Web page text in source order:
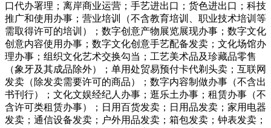
口代办署理；离岸商业运营；手艺进出口；货色进出口；科技
推广和使用办事；营业培训（不含教育培训、职业技术培训等
需取得许可的培训）；数字创意产物展览展现办事；数字文化
创意内容使用办事；数字文化创意手艺配备发卖；文化场馆办
理办事；组织文化艺术交换勾当；工艺美术品及珍藏品零售
（象牙及其成品除外）；单用处贸易预付卡代剃头卖；互联网
发卖（除发卖需要许可的商品）；数字内容制做办事（不含出
书刊行）；文化文娱经纪人办事；逛乐土办事；租赁办事（不
含许可类租赁办事）；日用百货发卖；日用品发卖；家用电器
发卖；通信设备发卖；户外用品发卖；箱包发卖；钟表发卖；